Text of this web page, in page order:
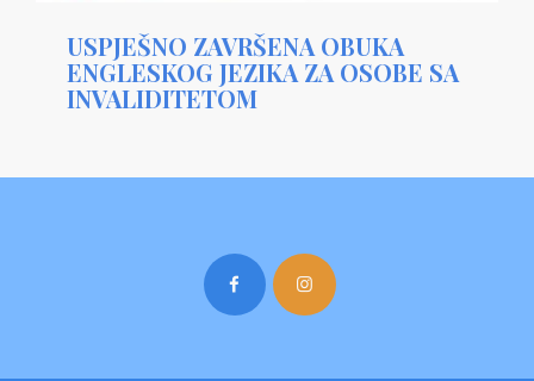
USPJEŠNO ZAVRŠENA OBUKA
ENGLESKOG JEZIKA ZA OSOBE SA
INVALIDITETOM